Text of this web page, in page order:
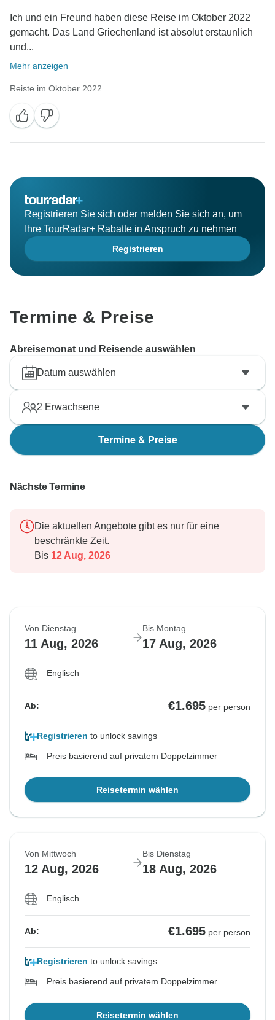
Ich und ein Freund haben diese Reise im Oktober 2022
gemacht. Das Land Griechenland ist absolut erstaunlich
und...
Mehr anzeigen
Reiste im Oktober 2022
Registrieren Sie sich oder melden Sie sich an, um
Ihre TourRadar+ Rabatte in Anspruch zu nehmen
Registrieren
Termine & Preise
Abreisemonat und Reisende auswählen
Datum auswählen
2 Erwachsene
Termine & Preise
Nächste Termine
Die aktuellen Angebote gibt es nur für eine
beschränkte Zeit.
Bis 12 Aug, 2026
Von Dienstag
11 Aug, 2026
Bis Montag
17 Aug, 2026
Englisch
Ab: €1.695 per person
Registrieren to unlock savings
Preis basierend auf privatem Doppelzimmer
Reisetermin wählen
Von Mittwoch
12 Aug, 2026
Bis Dienstag
18 Aug, 2026
Englisch
Ab: €1.695 per person
Registrieren to unlock savings
Preis basierend auf privatem Doppelzimmer
Reisetermin wählen